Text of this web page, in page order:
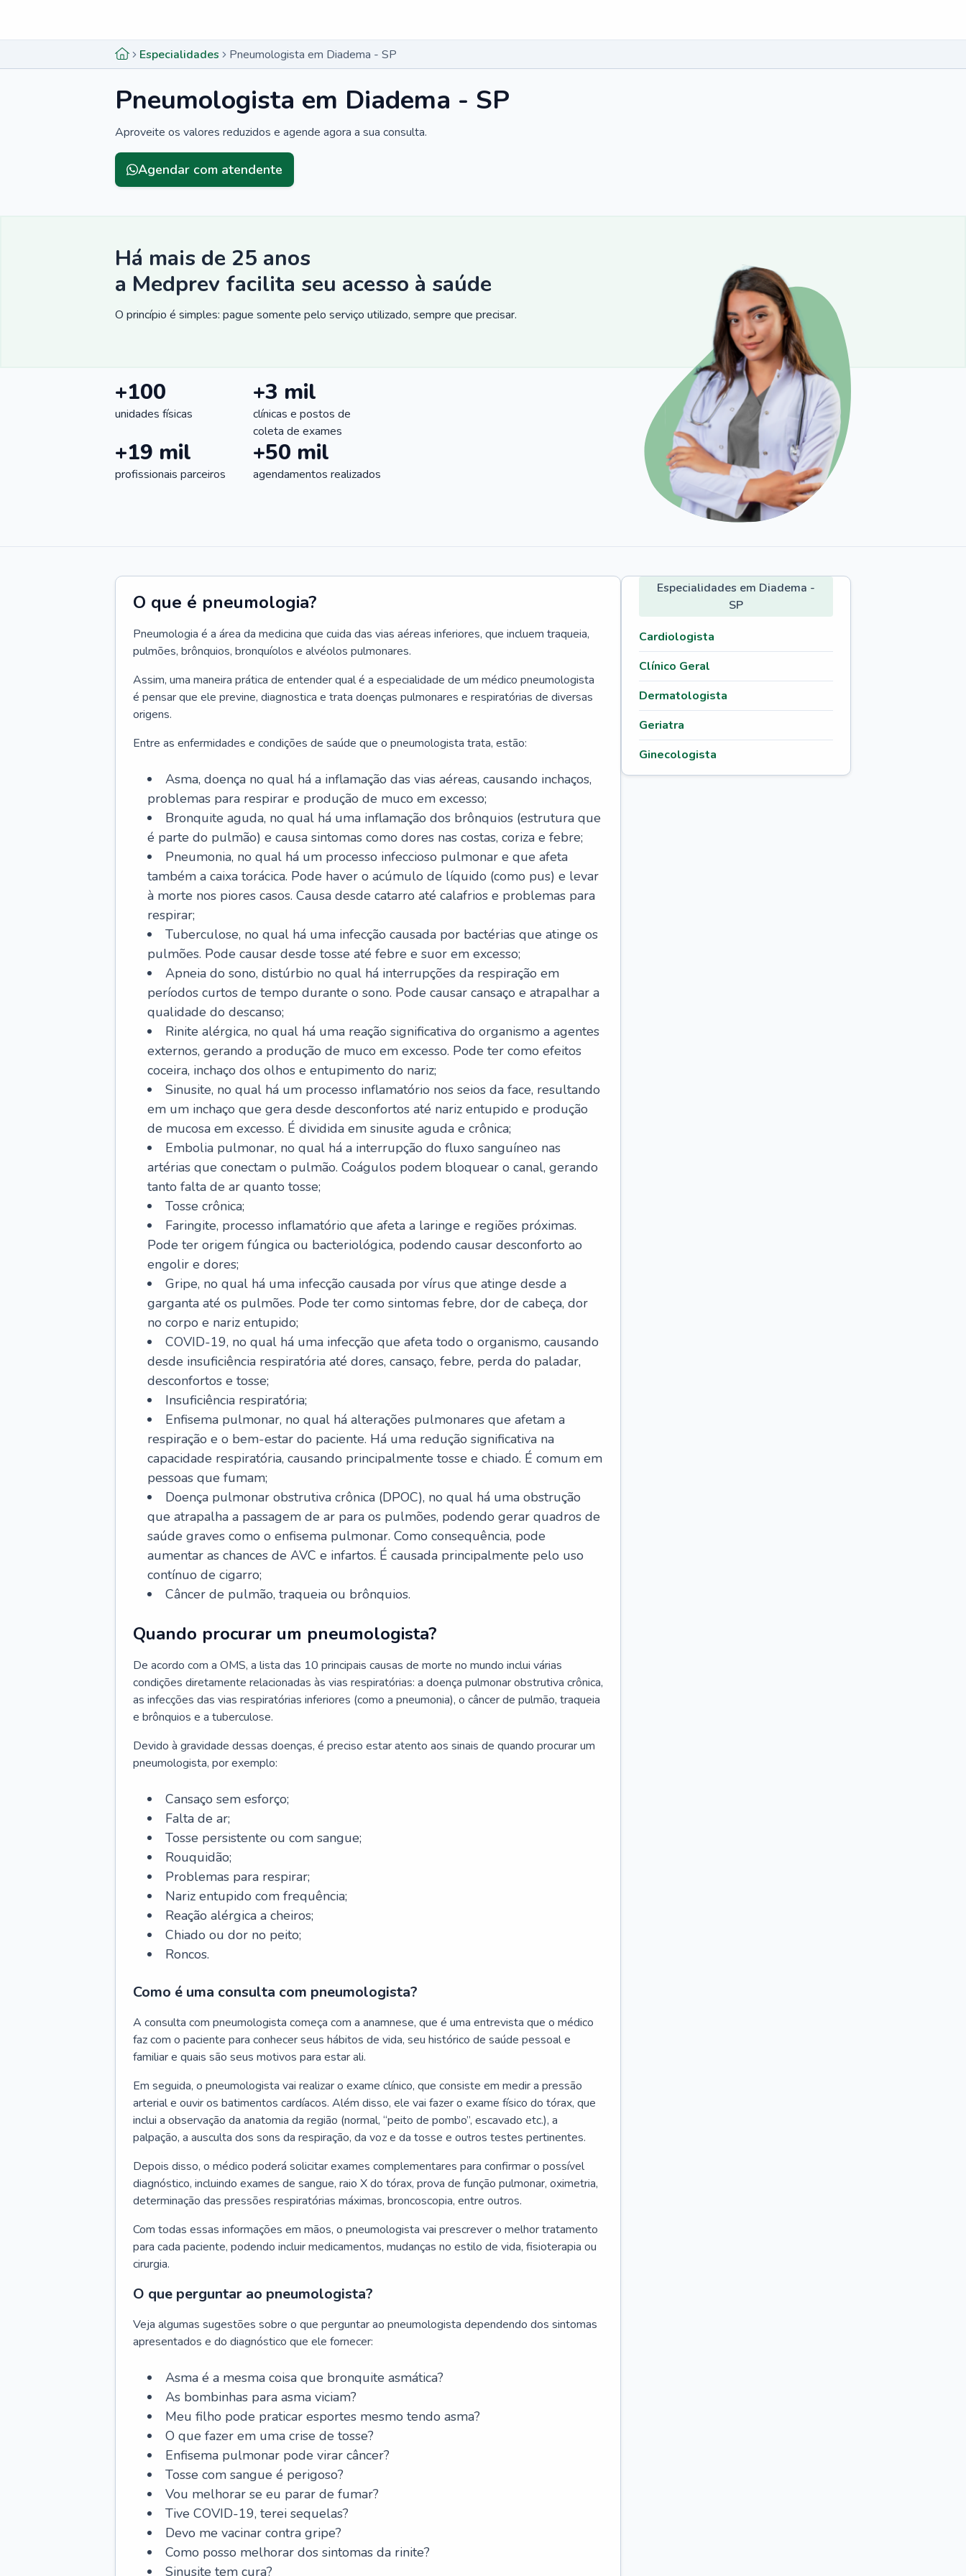
Especialidades Pneumologista em Diadema - SP
Pneumologista em Diadema - SP
Aproveite os valores reduzidos e agende agora a sua consulta.
Agendar com atendente
Há mais de 25 anos
a Medprev facilita seu acesso à saúde
O princípio é simples: pague somente pelo serviço utilizado, sempre que precisar.
+100
unidades físicas
+3 mil
clínicas e postos de
coleta de exames
+19 mil
profissionais parceiros
+50 mil
agendamentos realizados
O que é pneumologia?
Pneumologia é a área da medicina que cuida das vias aéreas inferiores, que incluem traqueia,
pulmões, brônquios, bronquíolos e alvéolos pulmonares.
Assim, uma maneira prática de entender qual é a especialidade de um médico pneumologista
é pensar que ele previne, diagnostica e trata doenças pulmonares e respiratórias de diversas
origens.
Entre as enfermidades e condições de saúde que o pneumologista trata, estão:
Asma, doença no qual há a inflamação das vias aéreas, causando inchaços,
problemas para respirar e produção de muco em excesso;
Bronquite aguda, no qual há uma inflamação dos brônquios (estrutura que
é parte do pulmão) e causa sintomas como dores nas costas, coriza e febre;
Pneumonia, no qual há um processo infeccioso pulmonar e que afeta
também a caixa torácica. Pode haver o acúmulo de líquido (como pus) e levar
à morte nos piores casos. Causa desde catarro até calafrios e problemas para
respirar;
Tuberculose, no qual há uma infecção causada por bactérias que atinge os
pulmões. Pode causar desde tosse até febre e suor em excesso;
Apneia do sono, distúrbio no qual há interrupções da respiração em
períodos curtos de tempo durante o sono. Pode causar cansaço e atrapalhar a
qualidade do descanso;
Rinite alérgica, no qual há uma reação significativa do organismo a agentes
externos, gerando a produção de muco em excesso. Pode ter como efeitos
coceira, inchaço dos olhos e entupimento do nariz;
Sinusite, no qual há um processo inflamatório nos seios da face, resultando
em um inchaço que gera desde desconfortos até nariz entupido e produção
de mucosa em excesso. É dividida em sinusite aguda e crônica;
Embolia pulmonar, no qual há a interrupção do fluxo sanguíneo nas
artérias que conectam o pulmão. Coágulos podem bloquear o canal, gerando
tanto falta de ar quanto tosse;
Tosse crônica;
Faringite, processo inflamatório que afeta a laringe e regiões próximas.
Pode ter origem fúngica ou bacteriológica, podendo causar desconforto ao
engolir e dores;
Gripe, no qual há uma infecção causada por vírus que atinge desde a
garganta até os pulmões. Pode ter como sintomas febre, dor de cabeça, dor
no corpo e nariz entupido;
COVID-19, no qual há uma infecção que afeta todo o organismo, causando
desde insuficiência respiratória até dores, cansaço, febre, perda do paladar,
desconfortos e tosse;
Insuficiência respiratória;
Enfisema pulmonar, no qual há alterações pulmonares que afetam a
respiração e o bem-estar do paciente. Há uma redução significativa na
capacidade respiratória, causando principalmente tosse e chiado. É comum em
pessoas que fumam;
Doença pulmonar obstrutiva crônica (DPOC), no qual há uma obstrução
que atrapalha a passagem de ar para os pulmões, podendo gerar quadros de
saúde graves como o enfisema pulmonar. Como consequência, pode
aumentar as chances de AVC e infartos. É causada principalmente pelo uso
contínuo de cigarro;
Câncer de pulmão, traqueia ou brônquios.
Quando procurar um pneumologista?
De acordo com a OMS, a lista das 10 principais causas de morte no mundo inclui várias
condições diretamente relacionadas às vias respiratórias: a doença pulmonar obstrutiva crônica,
as infecções das vias respiratórias inferiores (como a pneumonia), o câncer de pulmão, traqueia
e brônquios e a tuberculose.
Devido à gravidade dessas doenças, é preciso estar atento aos sinais de quando procurar um
pneumologista, por exemplo:
Cansaço sem esforço;
Falta de ar;
Tosse persistente ou com sangue;
Rouquidão;
Problemas para respirar;
Nariz entupido com frequência;
Reação alérgica a cheiros;
Chiado ou dor no peito;
Roncos.
Como é uma consulta com pneumologista?
A consulta com pneumologista começa com a anamnese, que é uma entrevista que o médico
faz com o paciente para conhecer seus hábitos de vida, seu histórico de saúde pessoal e
familiar e quais são seus motivos para estar ali.
Em seguida, o pneumologista vai realizar o exame clínico, que consiste em medir a pressão
arterial e ouvir os batimentos cardíacos. Além disso, ele vai fazer o exame físico do tórax, que
inclui a observação da anatomia da região (normal, “peito de pombo”, escavado etc.), a
palpação, a ausculta dos sons da respiração, da voz e da tosse e outros testes pertinentes.
Depois disso, o médico poderá solicitar exames complementares para confirmar o possível
diagnóstico, incluindo exames de sangue, raio X do tórax, prova de função pulmonar, oximetria,
determinação das pressões respiratórias máximas, broncoscopia, entre outros.
Com todas essas informações em mãos, o pneumologista vai prescrever o melhor tratamento
para cada paciente, podendo incluir medicamentos, mudanças no estilo de vida, fisioterapia ou
cirurgia.
O que perguntar ao pneumologista?
Veja algumas sugestões sobre o que perguntar ao pneumologista dependendo dos sintomas
apresentados e do diagnóstico que ele fornecer:
Asma é a mesma coisa que bronquite asmática?
As bombinhas para asma viciam?
Meu filho pode praticar esportes mesmo tendo asma?
O que fazer em uma crise de tosse?
Enfisema pulmonar pode virar câncer?
Tosse com sangue é perigoso?
Vou melhorar se eu parar de fumar?
Tive COVID-19, terei sequelas?
Devo me vacinar contra gripe?
Como posso melhorar dos sintomas da rinite?
Sinusite tem cura?
Especialidades em Diadema -
SP
Cardiologista
Clínico Geral
Dermatologista
Geriatra
Ginecologista